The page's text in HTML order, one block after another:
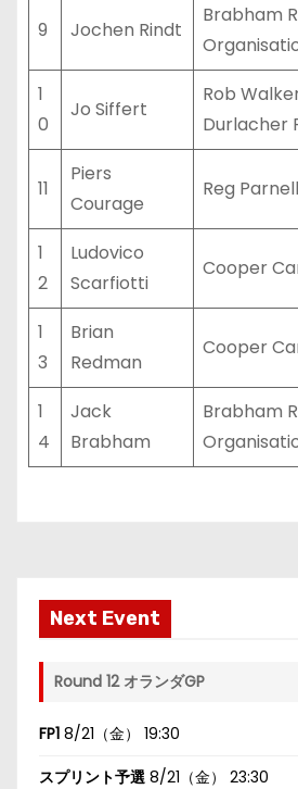
9 Jochen Rindt
Brabham
1
0
Jo Siffert
Rob
Durlacher
11
Piers
Courage
Reg
1
2
Ludovico
Scarfiotti
Cooper
1
3
Brian
Redman
Cooper
1
4
Jack
Brabham
Brabham
Next Event
Round 12 オランダGP
FP1 8/21（金） 19:30
スプリント予選 8/21（金） 23:30